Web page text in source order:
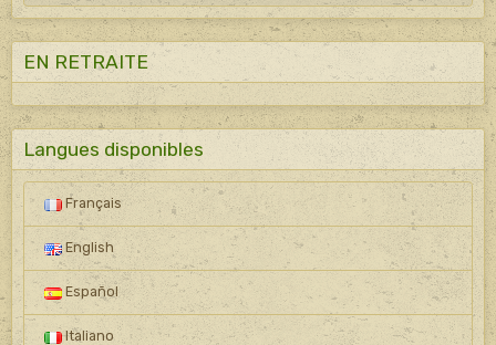
EN RETRAITE
Langues disponibles
Français
English
Español
Italiano